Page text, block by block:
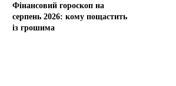
Фінансовий гороскоп на
серпень 2026: кому пощастить
із грошима